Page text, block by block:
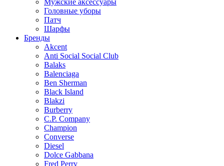
Мужские аксессуары
Головные уборы
Патч
Шарфы
Бренды
Akcent
Anti Social Social Club
Balaks
Balenciaga
Ben Sherman
Black Island
Blakzi
Burberry
C.P. Company
Champion
Converse
Diesel
Dolce Gabbana
Fred Perry